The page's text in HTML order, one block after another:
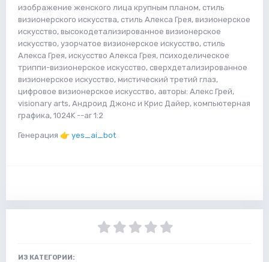
изображение женского лица крупным планом, стиль
визионерского искусства, стиль Алекса Грея, визионерское
искусство, высокодетализированное визионерское
искусство, узорчатое визионерское искусство, стиль
Алекса Грея, искусство Алекса Грея, психоделическое
триппи-визионерское искусство, сверхдетализированное
визионерское искусство, мистический третий глаз,
цифровое визионерское искусство, авторы: Алекс Грей,
visionary arts, Андроид Джонс и Крис Дайер, компьютерная
графика, 1024K --ar 1:2
Генерация 👉 yes_ai_bot
ИЗ КАТЕГОРИИ: